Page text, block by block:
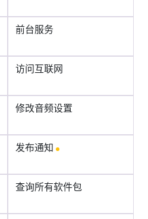
前台服务
访问互联网
修改音频设置
发布通知
查询所有软件包